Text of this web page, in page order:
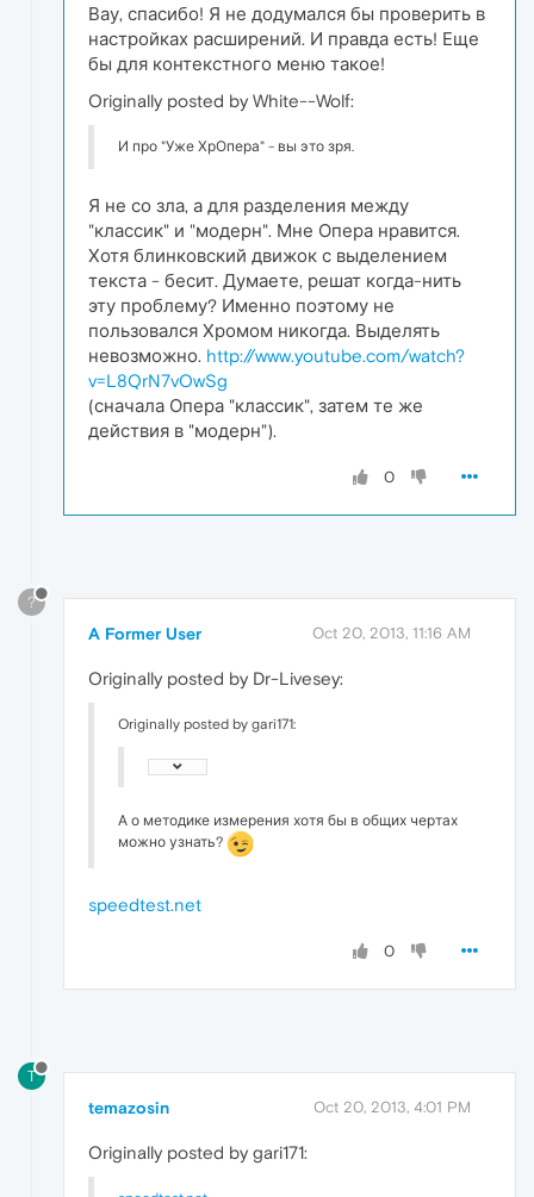
Вау, спасибо! Я не додумался бы проверить в
настройках расширений. И правда есть! Еще
бы для контекстного меню такое!
Originally posted by White--Wolf:
И про "Уже ХрОпера" - вы это зря.
Я не со зла, а для разделения между
"классик" и "модерн". Мне Опера нравится.
Хотя блинковский движок с выделением
текста - бесит. Думаете, решат когда-нить
эту проблему? Именно поэтому не
пользовался Хромом никогда. Выделять
невозможно. http://www.youtube.com/watch?
v=L8QrN7vOwSg
(сначала Опера "классик", затем те же
действия в "модерн").
0
?
A Former User Oct 20, 2013, 11:16 AM
Originally posted by Dr-Livesey:
Originally posted by gari171:
А о методике измерения хотя бы в общих чертах
можно узнать?
speedtest.net
0
T
temazosin Oct 20, 2013, 4:01 PM
Originally posted by gari171: